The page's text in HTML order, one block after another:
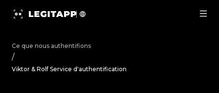
Ce que nous authentifions
/
Viktor & Rolf Service d'authentification